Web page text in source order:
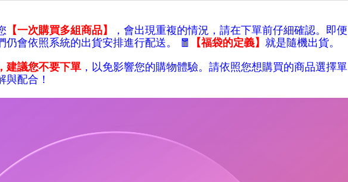
【一次購買多組商品】
，會出現重複的情況，請在下單前仔細確認。即便
仍會依照系統的出貨安排進行配送。 🧧
【福袋的定義】 就是隨機出貨。
建議您不要下單 ，以免影響您的購物體驗。請依照您想購買的商品選擇單
配合！